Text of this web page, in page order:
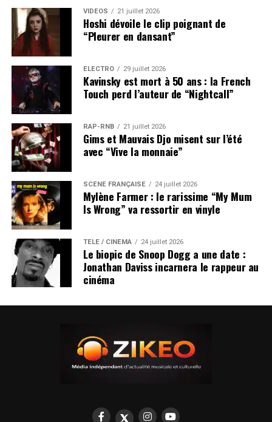
VIDEOS 21 juillet 2026
Hoshi dévoile le clip poignant de
“Pleurer en dansant”
ÉLECTRO 29 juillet 2026
Kavinsky est mort à 50 ans : la French
Touch perd l’auteur de “Nightcall”
RAP-RNB 21 juillet 2026
Gims et Mauvais Djo misent sur l’été
avec “Vive la monnaie”
SCÈNE FRANÇAISE 24 juillet 2026
Mylène Farmer : le rarissime “My Mum
Is Wrong” va ressortir en vinyle
TÉLÉ / CINÉMA 24 juillet 2026
Le biopic de Snoop Dogg a une date :
Jonathan Daviss incarnera le rappeur au
cinéma